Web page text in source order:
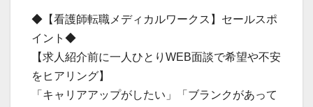
◆【看護師転職メディカルワークス】セールスポ
イント◆
【求人紹介前に一人ひとりWEB面談で希望や不安
をヒアリング】
「キャリアアップがしたい」「ブランクがあって